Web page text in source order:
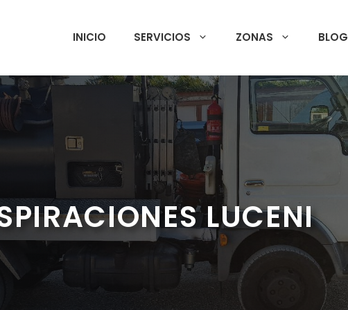
INICIO SERVICIOS ZONAS BLOG
LUCENI